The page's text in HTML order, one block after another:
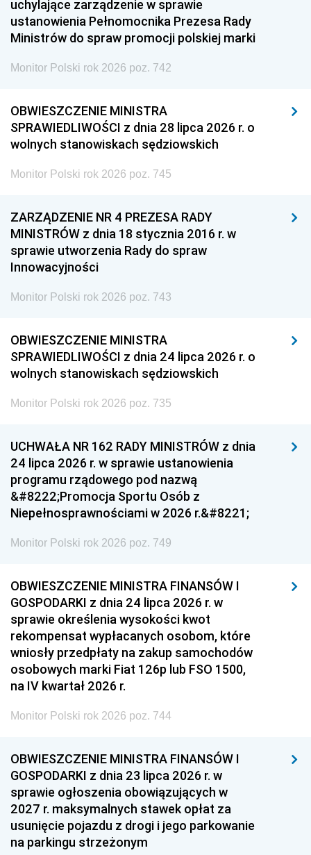
uchylające zarządzenie w sprawie
ustanowienia Pełnomocnika Prezesa Rady
Ministrów do spraw promocji polskiej marki
Monitor Polski rok 2026 poz. 742
OBWIESZCZENIE MINISTRA
SPRAWIEDLIWOŚCI z dnia 28 lipca 2026 r. o
wolnych stanowiskach sędziowskich
Monitor Polski rok 2026 poz. 745
ZARZĄDZENIE NR 4 PREZESA RADY
MINISTRÓW z dnia 18 stycznia 2016 r. w
sprawie utworzenia Rady do spraw
Innowacyjności
Monitor Polski rok 2026 poz. 743
OBWIESZCZENIE MINISTRA
SPRAWIEDLIWOŚCI z dnia 24 lipca 2026 r. o
wolnych stanowiskach sędziowskich
Monitor Polski rok 2026 poz. 735
UCHWAŁA NR 162 RADY MINISTRÓW z dnia
24 lipca 2026 r. w sprawie ustanowienia
programu rządowego pod nazwą
&#8222;Promocja Sportu Osób z
Niepełnosprawnościami w 2026 r.&#8221;
Monitor Polski rok 2026 poz. 749
OBWIESZCZENIE MINISTRA FINANSÓW I
GOSPODARKI z dnia 24 lipca 2026 r. w
sprawie określenia wysokości kwot
rekompensat wypłacanych osobom, które
wniosły przedpłaty na zakup samochodów
osobowych marki Fiat 126p lub FSO 1500,
na IV kwartał 2026 r.
Monitor Polski rok 2026 poz. 744
OBWIESZCZENIE MINISTRA FINANSÓW I
GOSPODARKI z dnia 23 lipca 2026 r. w
sprawie ogłoszenia obowiązujących w
2027 r. maksymalnych stawek opłat za
usunięcie pojazdu z drogi i jego parkowanie
na parkingu strzeżonym